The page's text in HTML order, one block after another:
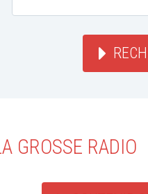
GROSSE RADIO